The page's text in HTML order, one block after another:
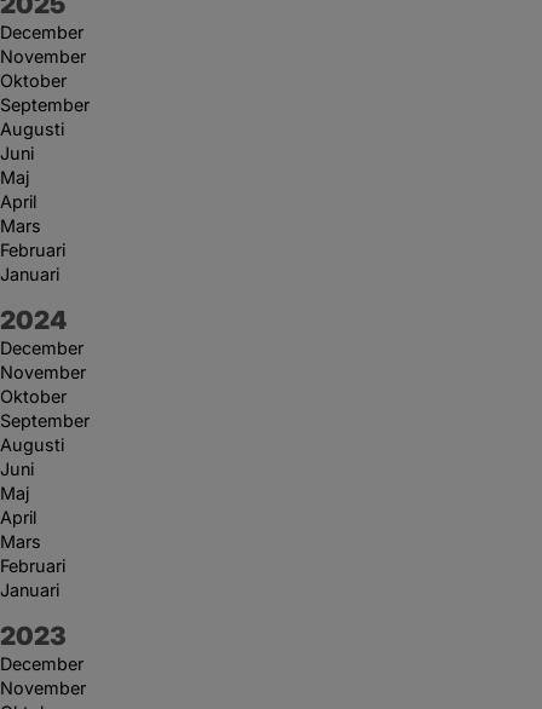
December
November
Oktober
September
Augusti
Juni
Maj
April
Mars
Februari
Januari
År:
2024
December
November
Oktober
September
Augusti
Juni
Maj
April
Mars
Februari
Januari
År:
2023
December
November